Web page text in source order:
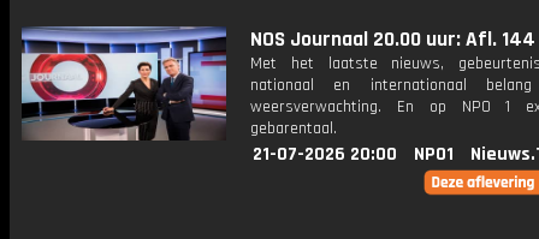
NOS Journaal 20.00 uur: Afl. 144
Met het laatste nieuws,
nationaal en internationaal
weersverwachting. En op NPO 1
gebarentaal.
21-07-2026 20:00 NPO1